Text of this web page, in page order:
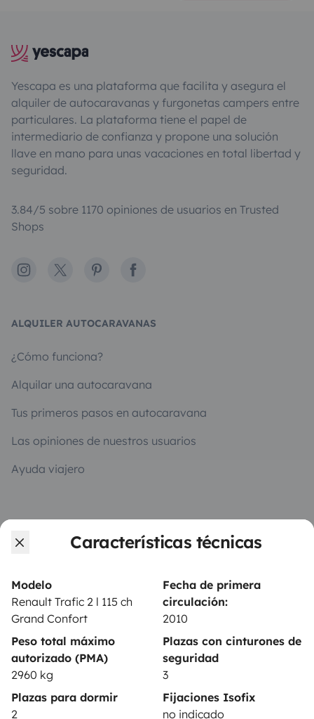
Características técnicas
Modelo
Renault Trafic 2 l 115 ch
Grand Confort
Fecha de primera
circulación:
2010
Peso total máximo
autorizado (PMA)
2960 kg
Plazas con cinturones de
seguridad
3
Plazas para dormir
2
Fijaciones Isofix
no indicado
Yescapa es una plataforma que facilita y asegura el
alquiler de autocaravanas y furgonetas campers entre
particulares. La plataforma tiene el papel de
intermediario de confianza y propone una solución
llave en mano para unas vacaciones en total libertad y
seguridad.
3.84/5 sobre 1170 opiniones de usuarios en Trusted
Shops
Instagram
X PinterestFacebook
ALQUILER AUTOCARAVANAS
¿Cómo funciona?
Alquilar una autocaravana
Tus primeros pasos en autocaravana
Las opiniones de nuestros usuarios
Ayuda viajero
PROPIETARIOS
Contrato de alquiler
Seguros de alquiler
Asistencias de alquiler
Ayuda propietario